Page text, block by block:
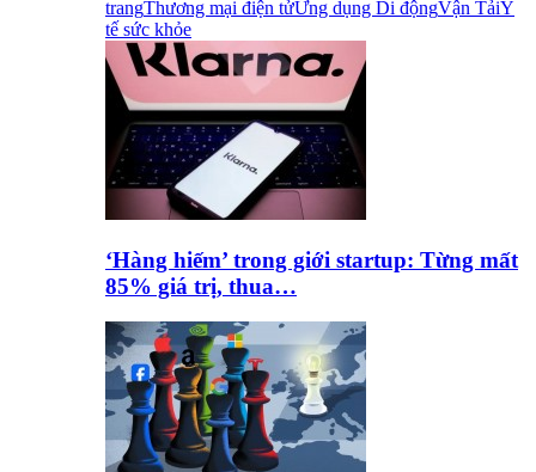
trangThương mại điện tửỨng dụng Di độngVận TảiY
tế sức khỏe
‘Hàng hiếm’ trong giới startup: Từng mất
85% giá trị, thua…